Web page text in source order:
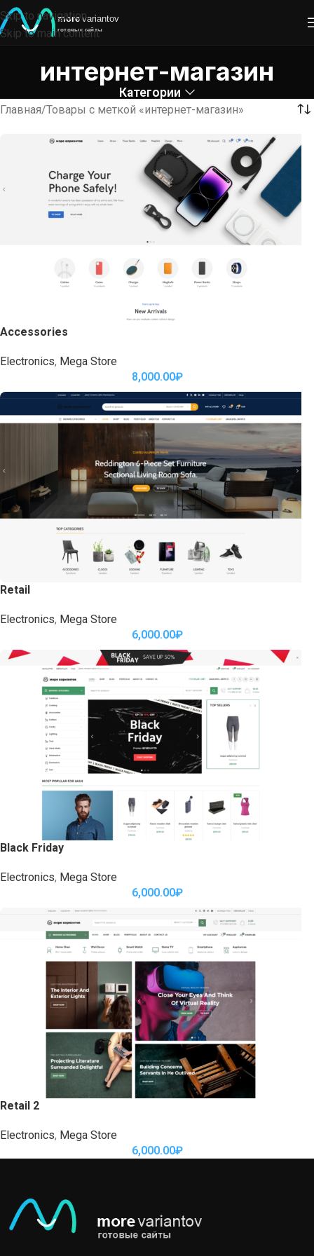
Skip to navigation
Skip to main content
интернет-магазин
Категории
Главная Товары с меткой «интернет-магазин»
Accessories
Electronics, Mega Store
8,000.00₽
Retail
Electronics, Mega Store
6,000.00₽
Black Friday
Electronics, Mega Store
6,000.00₽
Retail 2
Electronics, Mega Store
6,000.00₽